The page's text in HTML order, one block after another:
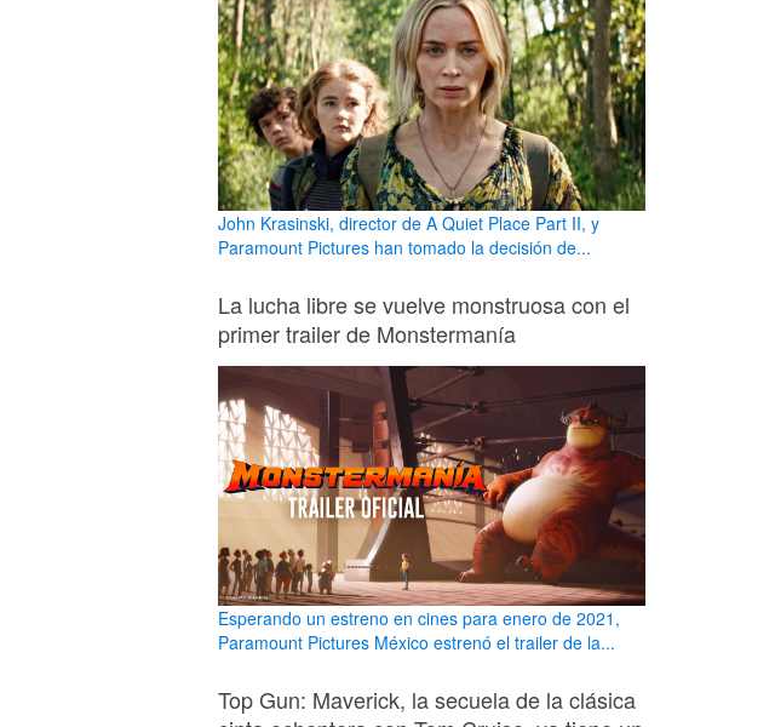
John Krasinski, director de A Quiet Place Part II, y
Paramount Pictures han tomado la decisión de...
La lucha libre se vuelve monstruosa con el
primer trailer de Monstermanía
Esperando un estreno en cines para enero de 2021,
Paramount Pictures México estrenó el trailer de la...
Top Gun: Maverick, la secuela de la clásica